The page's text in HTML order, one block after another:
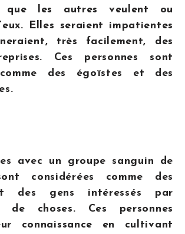
que les autres veulent ou
Elles seraient impatientes
très facilement, des
Ces personnes sont
comme des égoïstes et des
avec un groupe sanguin de
considérées comme des
des gens intéressés par
de choses. Ces personnes
connaissance en cultivant